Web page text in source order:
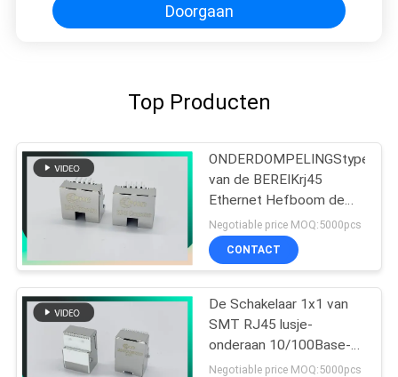
Doorgaan
Top Producten
ONDERDOMPELINGStype
van de BEREIKrj45
Ethernet Hefboom de
Schakelaar met LEIDENE
8P8C compenseerde
Type met Klemmen
Negotiable price MOQ:5000pcs
CONTACT
De Schakelaar 1x1 van
SMT RJ45 lusje-
onderaan 10/100Base-t
MIC26023-5134W-LF3
Negotiable price MOQ:5000pcs